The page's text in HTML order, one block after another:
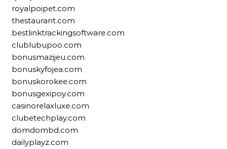
royalpoipet.com
thestaurant.com
bestlinktrackingsoftware.com
clublubupoo.com
bonusmazijeu.com
bonuskyfojea.com
bonuskorokee.com
bonusgexipoy.com
casinorelaxluxe.com
clubetechplay.com
domdombd.com
dailyplayz.com